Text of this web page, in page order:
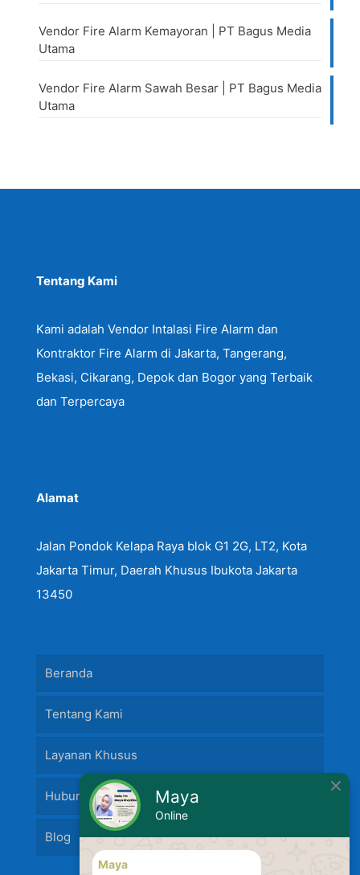
Vendor Fire Alarm Kemayoran | PT Bagus Media
Utama
Vendor Fire Alarm Sawah Besar | PT Bagus Media
Utama
Tentang Kami
Kami adalah Vendor Intalasi Fire Alarm dan
Kontraktor Fire Alarm di Jakarta, Tangerang,
Bekasi, Cikarang, Depok dan Bogor yang Terbaik
dan Terpercaya
Alamat
Jalan Pondok Kelapa Raya blok G1 2G, LT2, Kota
Jakarta Timur, Daerah Khusus Ibukota Jakarta
13450
Beranda
Tentang Kami
Layanan Khusus
Hubungi Kami
Blog
Maya
Online
Maya